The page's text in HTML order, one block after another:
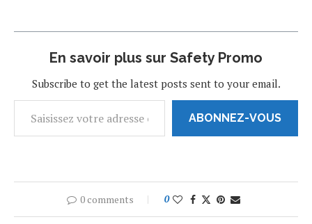
En savoir plus sur Safety Promo
Subscribe to get the latest posts sent to your email.
ABONNEZ-VOUS
0 comments 0